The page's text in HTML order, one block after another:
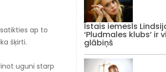
ap to
šķirti.
uguni starp
Īstais iemesls
‘Pludmales klubs’ ir
glābiņš